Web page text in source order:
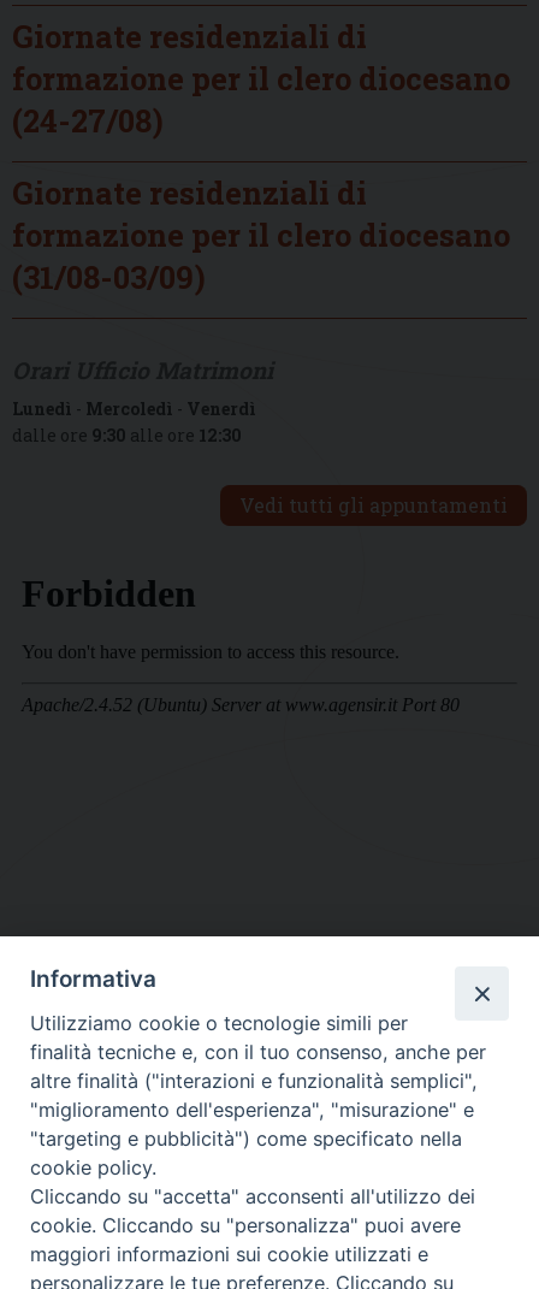
Giornate residenziali di
formazione per il clero diocesano
(24-27/08)
Giornate residenziali di
formazione per il clero diocesano
(31/08-03/09)
Lunedì - Mercoledì - Venerdì
dalle ore 9:30 alle ore 12:30
Vedi tutti gli appuntamenti
DIOCESI SUBURBICARIA DI ALBANO
Contatti:Tel.: 06.93268401 - Fax.: 06.9323844
E-mail:curia@diocesidialbano.it
Orari: dal Lunedì al Venerdì Ore: 9:00 - 13:00
Lunedì, Mercoledì e Venerdì, Ore 9:30 - 12:30
Informativa
Utilizziamo cookie o tecnologie simili per
finalità tecniche e, con il tuo consenso, anche per
altre finalità ("interazioni e funzionalità semplici",
"miglioramento dell'esperienza", "misurazione" e
"targeting e pubblicità") come specificato nella
cookie policy.
Cliccando su "accetta" acconsenti all'utilizzo dei
cookie. Cliccando su "personalizza" puoi avere
maggiori informazioni sui cookie utilizzati e
personalizzare le tue preferenze. Cliccando su